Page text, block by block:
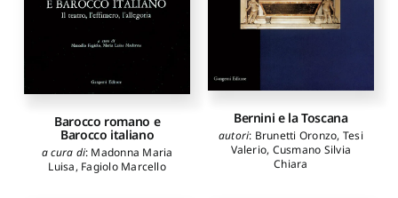
Barocco romano e
Barocco italiano
a cura di: Madonna Maria
Luisa, Fagiolo Marcello
Bernini e la Toscana
autori: Brunetti Oronzo, Tesi
Valerio, Cusmano Silvia
Chiara